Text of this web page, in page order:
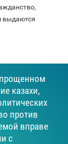
выдаются
казахи,
против
вправе
с